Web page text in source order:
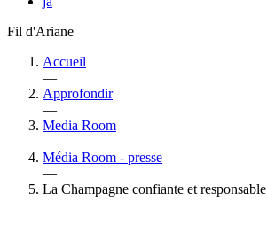
Fil d'Ariane
Accueil
—
Approfondir
—
Media Room
—
Média Room - presse
—
La Champagne confiante et responsable